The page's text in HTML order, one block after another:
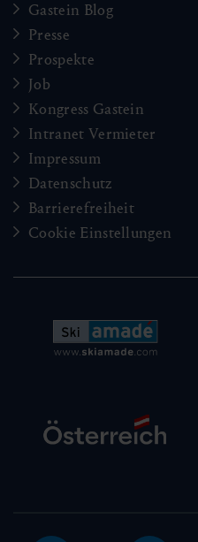
Gastein Blog
Presse
Prospekte
Job
Kongress Gastein
Intranet Vermieter
Impressum
Datenschutz
Barrierefreiheit
Cookie Einstellungen